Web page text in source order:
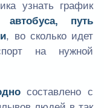
узнать график
автобуса, путь
, во сколько идет
на нужной
составлено с